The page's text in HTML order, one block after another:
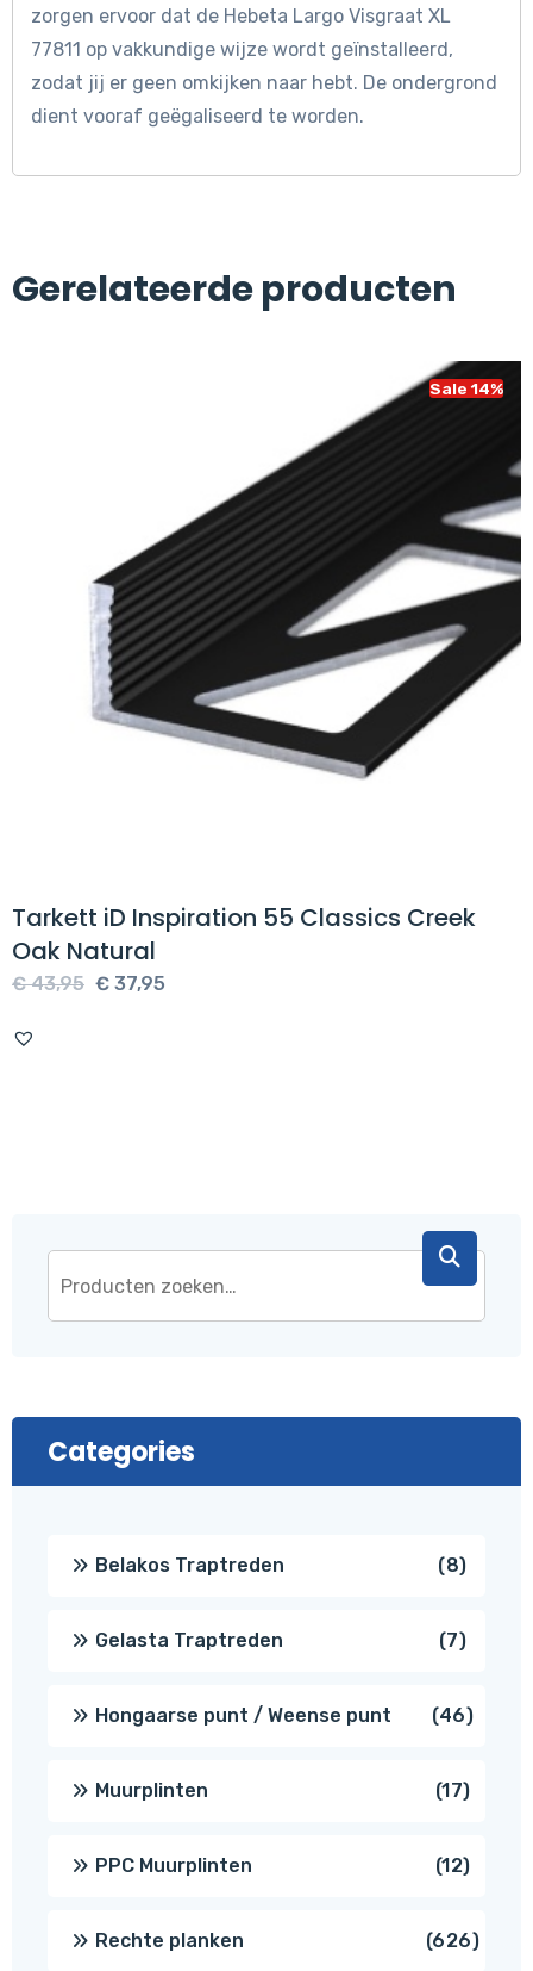
zorgen ervoor dat de Hebeta Largo Visgraat XL
77811 op vakkundige wijze wordt geïnstalleerd,
zodat jij er geen omkijken naar hebt. De ondergrond
dient vooraf geëgaliseerd te worden.
Gerelateerde producten
Sale 14%
Tarkett iD Inspiration 55 Classics Creek
Oak Natural
€43,95 Oorspronkelijke
€ 37,95
Categories
Belakos Traptreden 88
Gelasta Traptreden 77
Hongaarse punt / Weense punt 4646
Muurplinten 1717
PPC Muurplinten 1212
Rechte planken 626626